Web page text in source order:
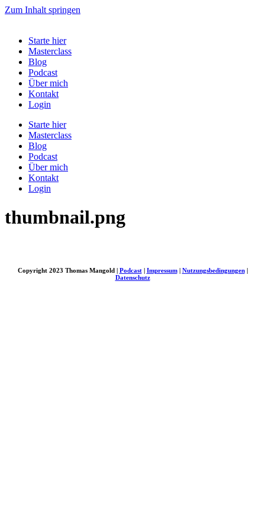
Zum Inhalt springen
Starte hier
Masterclass
Blog
Podcast
Über mich
Kontakt
Login
Starte hier
Masterclass
Blog
Podcast
Über mich
Kontakt
Login
thumbnail.png
Copyright 2023 Thomas Mangold | Podcast| Impressum| Nutzungsbedingungen|
Datenschutz